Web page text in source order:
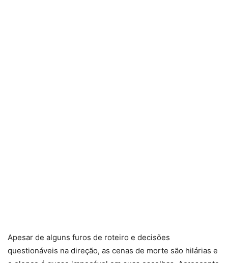
Apesar de alguns furos de roteiro e decisões
questionáveis na direção, as cenas de morte são hilárias e